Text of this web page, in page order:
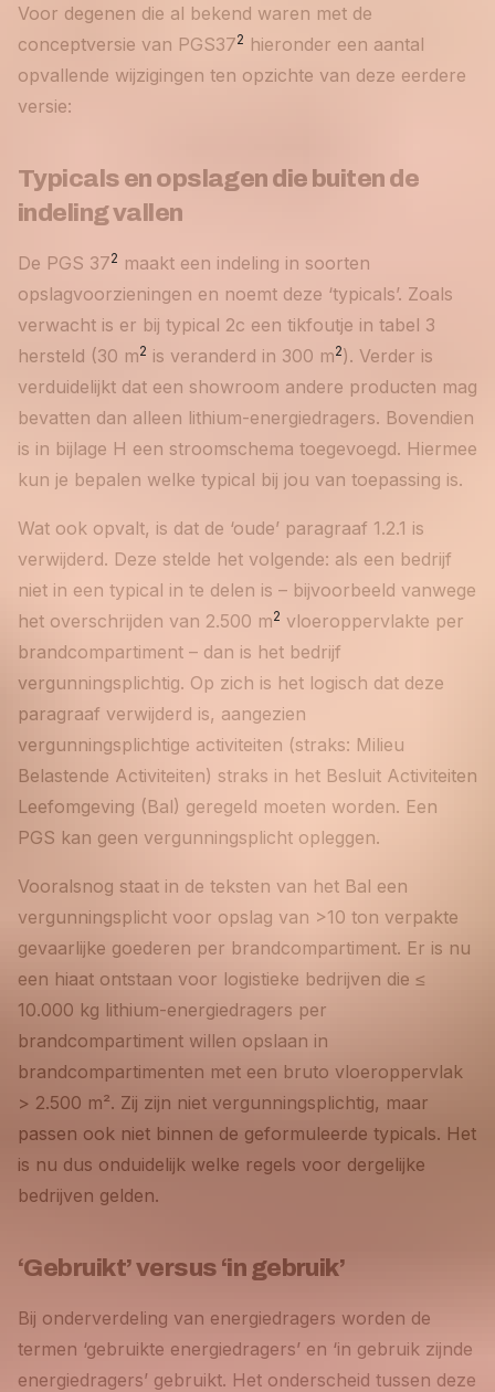
Voor degenen die al bekend waren met de
conceptversie van PGS372 hieronder een aantal
opvallende wijzigingen ten opzichte van deze eerdere
versie:
Typicals en opslagen die buiten de
indeling vallen
De PGS 372 maakt een indeling in soorten
opslagvoorzieningen en noemt deze ‘typicals’. Zoals
verwacht is er bij typical 2c een tikfoutje in tabel 3
hersteld (30 m2 is veranderd in 300 m2). Verder is
verduidelijkt dat een showroom andere producten mag
bevatten dan alleen lithium-energiedragers. Bovendien
is in bijlage H een stroomschema toegevoegd. Hiermee
kun je bepalen welke typical bij jou van toepassing is.
Wat ook opvalt, is dat de ‘oude’ paragraaf 1.2.1 is
verwijderd. Deze stelde het volgende: als een bedrijf
niet in een typical in te delen is – bijvoorbeeld vanwege
het overschrijden van 2.500 m2 vloeroppervlakte per
brandcompartiment – dan is het bedrijf
vergunningsplichtig. Op zich is het logisch dat deze
paragraaf verwijderd is, aangezien
vergunningsplichtige activiteiten (straks: Milieu
Belastende Activiteiten) straks in het Besluit Activiteiten
Leefomgeving (Bal) geregeld moeten worden. Een
PGS kan geen vergunningsplicht opleggen.
Vooralsnog staat in de teksten van het Bal een
vergunningsplicht voor opslag van >10 ton verpakte
gevaarlijke goederen per brandcompartiment. Er is nu
een hiaat ontstaan voor logistieke bedrijven die ≤
10.000 kg lithium-energiedragers per
brandcompartiment willen opslaan in
brandcompartimenten met een bruto vloeroppervlak
> 2.500 m². Zij zijn niet vergunningsplichtig, maar
passen ook niet binnen de geformuleerde typicals. Het
is nu dus onduidelijk welke regels voor dergelijke
bedrijven gelden.
‘Gebruikt’ versus ‘in gebruik’
Bij onderverdeling van energiedragers worden de
termen ‘gebruikte energiedragers’ en ‘in gebruik zijnde
energiedragers’ gebruikt. Het onderscheid tussen deze